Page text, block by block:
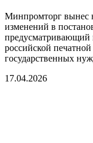
Минпромторг вынес
изменений в
предусматривающий
российской
государственных
17.04.2026